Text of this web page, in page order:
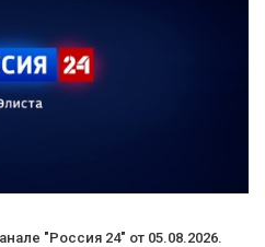
"Россия 24" от 05.08.2026.